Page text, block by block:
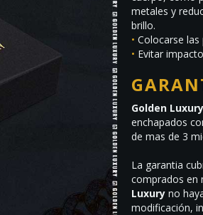
metales y
brillo.
• Colocarse
• Evitar
Golden Luxury
enchapados
de mas de 3
La garantia
comprados en
Luxury no
modificación,